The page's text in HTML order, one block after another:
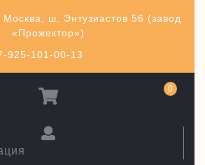
925-101-00-13
Москва, ш. Энтузиастов 56 (завод
«Прожектор»)
0